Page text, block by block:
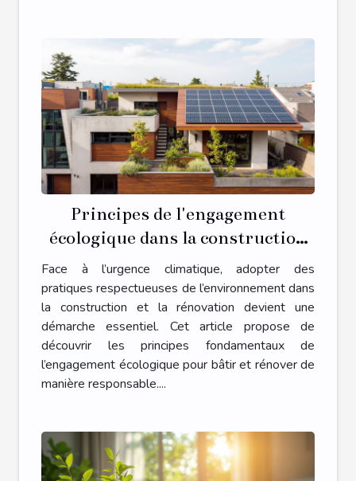
Principes de l'engagement
écologique dans la construction
et la rénovation
Face à l’urgence climatique, adopter des
pratiques respectueuses de l’environnement dans
la construction et la rénovation devient une
démarche essentiel. Cet article propose de
découvrir les principes fondamentaux de
l’engagement écologique pour bâtir et rénover de
manière responsable....